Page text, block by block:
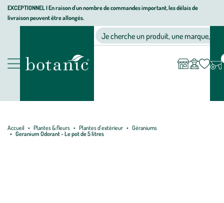
Aller
Aller
au
Aller
au
page
EXCEPTIONNEL I En raison d'un nombre de commandes important, les délais de
livraison peuvent être allongés.
Nos produits
Jardinerie écologique, animalerie, décoration, alimentation bio
Je cherche un produit, une marque, un
compte
Accueil Plantes & fleurs Plantes d'extérieur
Géraniums
Geranium Odorant - Le pot de 5 litres